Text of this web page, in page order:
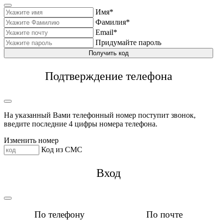
Имя*
Фамилия*
Email*
Придумайте пароль
Получить код
Подтверждение телефона
На указанный Вами телефонный номер поступит звонок,
введите последние 4 цифры номера телефона.
Изменить номер
Код из СМС
Вход
По телефону По почте